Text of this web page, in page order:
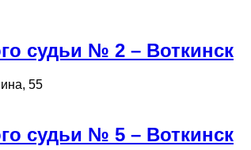
судьи № 2 – Воткинск
55
судьи № 5 – Воткинск